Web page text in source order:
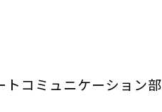
トコミュニケーション部